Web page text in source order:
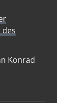
Konrad